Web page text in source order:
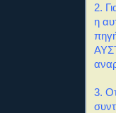
2.
η
3.